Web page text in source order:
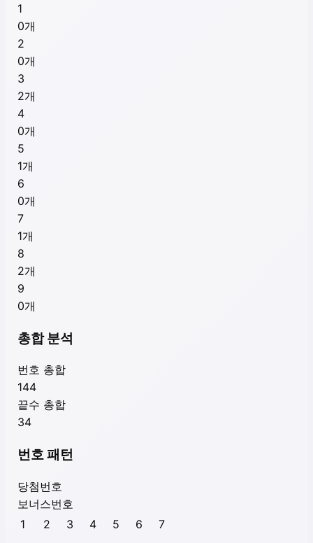
1
0개
2
0개
3
2개
4
0개
5
1개
6
0개
7
1개
8
2개
9
0개
총합 분석
번호 총합
144
끝수 총합
34
번호 패턴
당첨번호
보너스번호
1
2 3 4 5 6 7